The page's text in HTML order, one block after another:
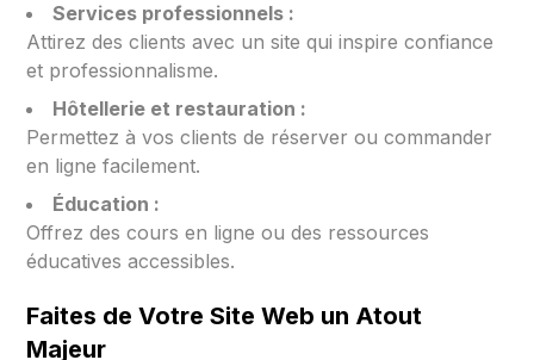
Services professionnels :
Attirez des clients avec un site qui inspire confiance
et professionnalisme.
Hôtellerie et restauration :
Permettez à vos clients de réserver ou commander
en ligne facilement.
Éducation :
Offrez des cours en ligne ou des ressources
éducatives accessibles.
Faites de Votre Site Web un Atout
Majeur